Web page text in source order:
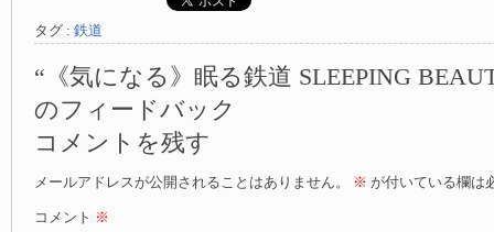
タグ : 鉄道
“《気になる》眠る鉄道 SLEEPING
のフィードバック
コメントを残す
メールアドレスが公開されることはありません。 ※ が付いている欄は
コメント ※